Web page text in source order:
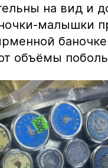
на вид и
малышки
объёмы